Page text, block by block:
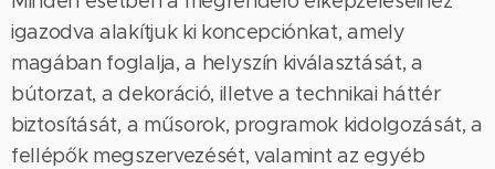
igazodva alakítjuk ki koncepciónkat, amely
magában foglalja, a helyszín kiválasztását, a
bútorzat, a dekoráció, illetve a technikai háttér
biztosítását, a műsorok, programok kidolgozását, a
fellépők megszervezését, valamint az egyéb